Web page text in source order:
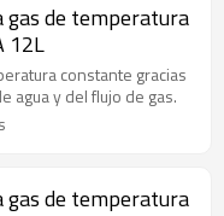
gas de temperatura
12L
constante gracias
agua y del flujo de gas.
gas de temperatura